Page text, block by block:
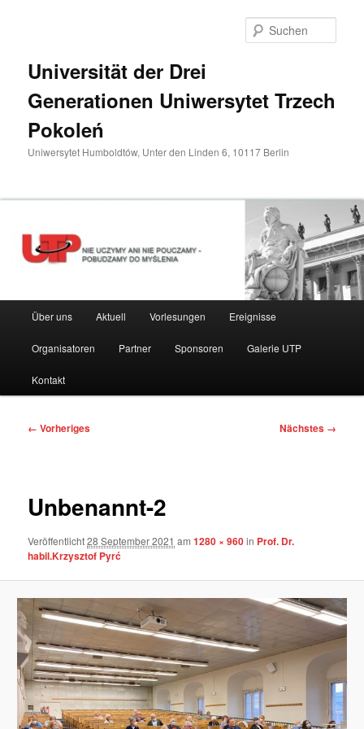
Universität der Drei
Generationen Uniwersytet Trzech
Pokoleń
Uniwersytet Humboldtów, Unter den Linden 6, 10117 Berlin
HauptmenüÜber uns Aktuell Vorlesungen Ereignisse
Organisatoren Partner Sponsoren Galerie UTP
Kontakt
Bilder-
← Vorheriges Nächstes →
Unbenannt-2
Veröffentlicht28 September 2021 am1280 × 960in Prof. Dr.
habil.Krzysztof Pyrć